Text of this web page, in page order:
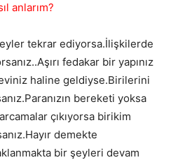
anlarım?
tekrar ediyorsa.İlişkilerde
fedakar bir yapınız
haline geldiyse.Birilerini
bereketi yoksa
çıkıyorsa birikim
demekte
bir şeyleri devam